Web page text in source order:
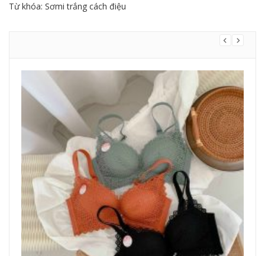
Từ khóa: Sơmi trắng cách điệu